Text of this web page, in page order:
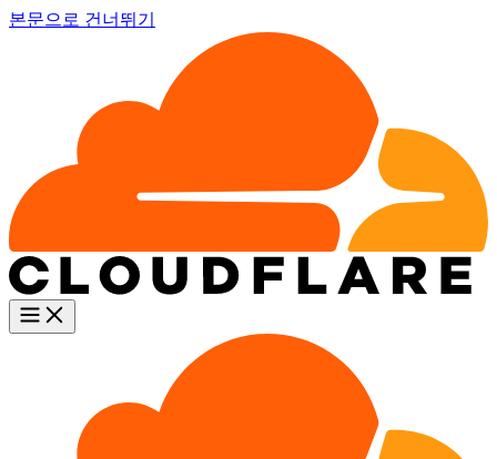
본문으로 건너뛰기